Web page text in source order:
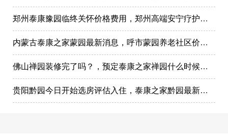
郑州泰康豫园临终关怀价格费用，郑州高端安宁疗护在哪里
内蒙古泰康之家蒙园最新消息，呼市蒙园养老社区价格表
佛山禅园装修完了吗？，预定泰康之家禅园什么时候选房入住?
贵阳黔园今日开始选房评估入住，泰康之家黔园最新动态